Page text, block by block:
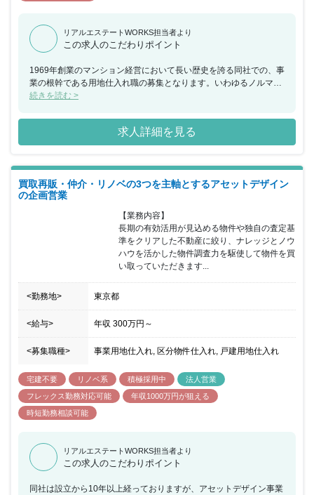
リアルエステートWORKS担当者より
この求人のこだわりポイント
1969年創業のマンション経営において長い歴史を誇る同社での、事
業の根幹である用地仕入れ職の募集となります。いわゆるノルマの
ようなものはなく、部としての目標を重視する働き方となっていま
続きを読む >
求人詳細を見る
買取再販・仲介・リノベの3つを主軸とするアセットデザイン
の企画営業
【業務内容】
長期の有効活用が見込める物件や独自の査定基
準をクリアした不動産に絞り、ナレッジとノウ
ハウを活かした物件調査力を駆使して物件を買
い取っていただきます...
<勤務地> 東京都
<給与> 年収 300万円 ～
<募集職種> 事業用地仕入れ, 区分物件仕入れ, 戸建用地仕入れ
宅建不要 リノベ系 積極採用中
法人営業
フレックス勤務対応可能
年収1000万円が狙える
時短勤務相談可能
リアルエステートWORKS担当者より
この求人のこだわりポイント
同社は設立から10年以上経っておりますが、アセットデザイン事業